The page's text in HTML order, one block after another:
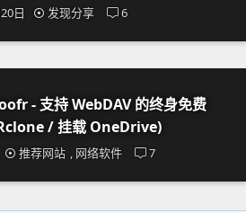
日 发现分享 6
- 支持 WebDAV 的终身免费
/ 挂载 OneDrive)
推荐网站 网络软件 7